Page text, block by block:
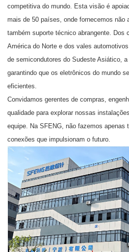
competitiva do mundo. Esta visão é
mais de 50 países, onde fornecemos não
também suporte técnico abrangente. Dos
América do Norte e dos vales
de semicondutores do Sudeste Asiático,
garantindo que os eletrônicos do mundo
eficientes.
Convidamos gerentes de compras,
qualidade para explorar nossas
equipe. Na SFENG, não fazemos apenas
conexões que impulsionam o futuro.